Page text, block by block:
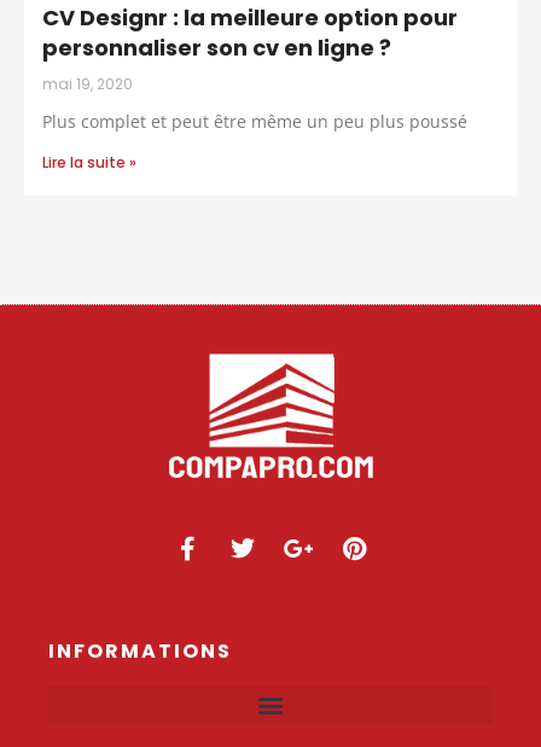
CV Designr : la meilleure option pour
personnaliser son cv en ligne ?
mai 19, 2020
Plus complet et peut être même un peu plus poussé
Lire la suite »
INFORMATIONS